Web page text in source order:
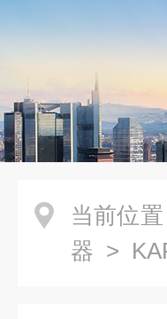
当前位置
器 >